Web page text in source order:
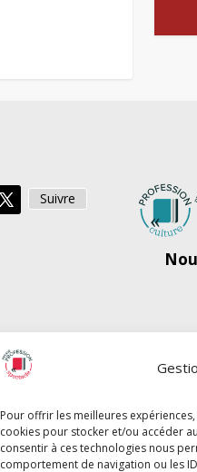
Pour offrir les meilleures
cookies pour stocker et/ou accéder
consentir à ces technologies nous
comportement de navigation ou les
Suivre